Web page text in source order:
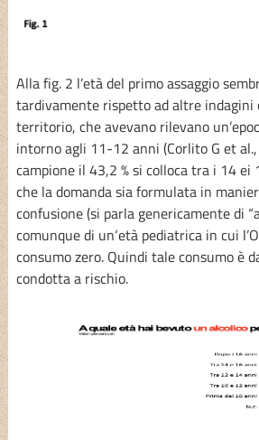
Alla fig. 2 l’età del primo assaggio
tardivamente rispetto ad altre indagini
territorio, che avevano rilevano
intorno agli 11-12 anni (Corlito G et
campione il 43,2 % si colloca tra i 14 ei
che la domanda sia formulata in
confusione (si parla genericamente di
comunque di un‘età pediatrica in cui
consumo zero. Quindi tale consumo è
condotta a rischio.